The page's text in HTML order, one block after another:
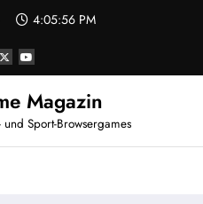
4:05:57 PM
Magazin
Sport-Browsergames